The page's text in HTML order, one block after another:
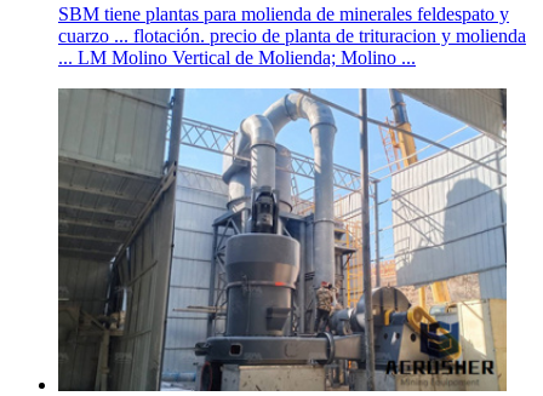
SBM tiene plantas para molienda de minerales feldespato y
cuarzo ... flotación. precio de planta de trituracion y molienda
... LM Molino Vertical de Molienda; Molino ...